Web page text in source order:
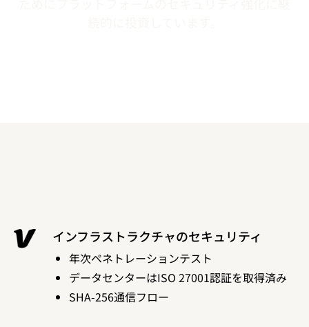
インフラストラクチャのセキュリティ
年次ペネトレーションテスト
データセンターはISO 27001認証を取得済み
SHA-256通信フロー